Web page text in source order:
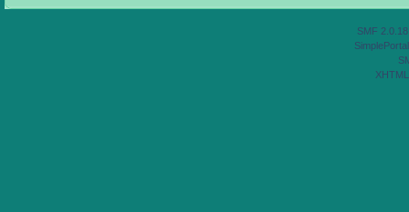
SMF 2.0.18
XHTML